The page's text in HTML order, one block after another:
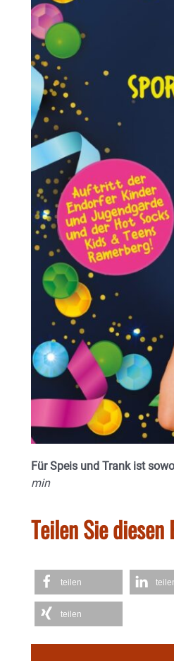
Für Speis und Trank ist
min
Teilen Sie
teilen
teilen